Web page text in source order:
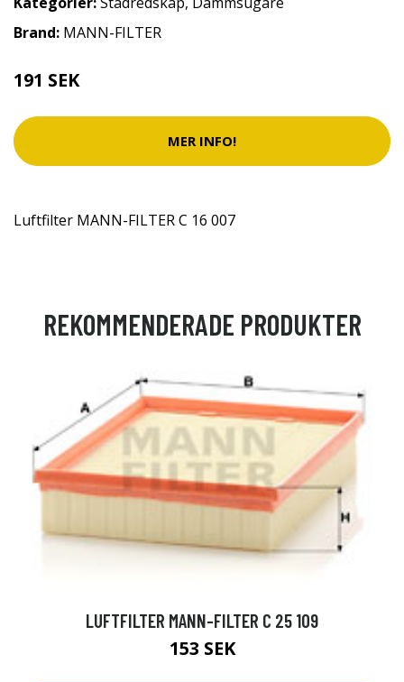
Brand: MANN-FILTER
191 SEK
MER INFO!
Luftfilter MANN-FILTER C 16 007
REKOMMENDERADE PRODUKTER
LUFTFILTER MANN-FILTER C 25 109
153 SEK